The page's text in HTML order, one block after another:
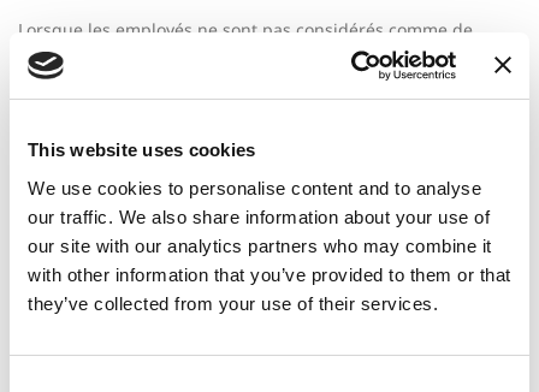
This website uses cookies
We use cookies to personalise content and to analyse
our traffic. We also share information about your use of
our site with our analytics partners who may combine it
with other information that you’ve provided to them or that
they’ve collected from your use of their services.
Lorsque les employés ne sont pas considérés comme de
simples pions sur un échiquier – lorsqu’ils sont considérés
ils sont plus motivés parce qu’ils se sentent inclus, pensent
qu’ils sont appréciés et ressentent un sentiment plus fort
d’utilité et d’attachement à leur travail.
L’amélioration de la résolution des problèmes contribue
également à cette productivité accrue. Lorsque nous
résolution des problèmes devient beaucoup plus simple, car